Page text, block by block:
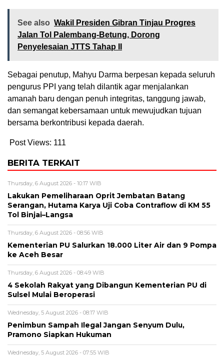
See also Wakil Presiden Gibran Tinjau Progres
Jalan Tol Palembang-Betung, Dorong
Penyelesaian JTTS Tahap II
Sebagai penutup, Mahyu Darma berpesan kepada seluruh
pengurus PPI yang telah dilantik agar menjalankan
amanah baru dengan penuh integritas, tanggung jawab,
dan semangat kebersamaan untuk mewujudkan tujuan
bersama berkontribusi kepada daerah.
Post Views: 111
BERITA TERKAIT
Thursday, 6 August 2026 - 10:17 WIB
Lakukan Pemeliharaan Oprit Jembatan Batang
Serangan, Hutama Karya Uji Coba Contraflow di KM 55
Tol Binjai–Langsa
Thursday, 6 August 2026 - 08:56 WIB
Kementerian PU Salurkan 18.000 Liter Air dan 9 Pompa
ke Aceh Besar
Thursday, 6 August 2026 - 08:49 WIB
4 Sekolah Rakyat yang Dibangun Kementerian PU di
Sulsel Mulai Beroperasi
Wednesday, 5 August 2026 - 08:17 WIB
Penimbun Sampah Ilegal Jangan Senyum Dulu,
Pramono Siapkan Hukuman
Wednesday, 5 August 2026 - 07:55 WIB